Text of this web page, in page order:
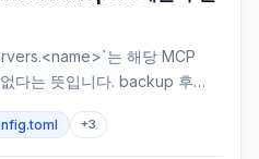
는 해당 MCP
다는 뜻입니다. backup 후
+3